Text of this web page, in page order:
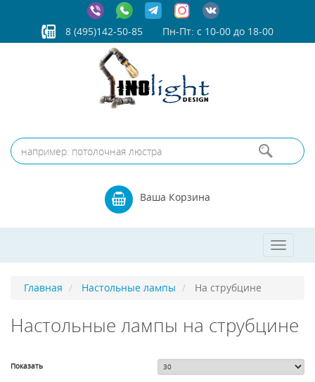
8 (495)142-50-85 Пн-Пт: с 10-00 до 18-00
Ваша Корзина
Toggle
Главная Настольные лампы На струбцине
Настольные лампы на струбцине
Показать